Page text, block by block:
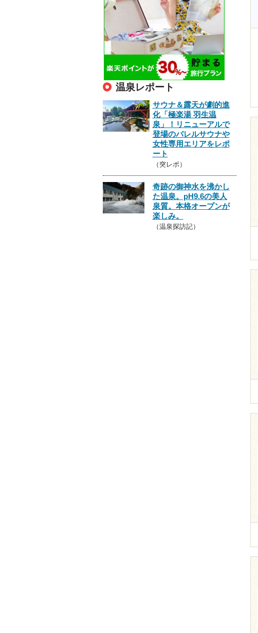
温泉レポート
サウナ＆露天が劇的進
化「極楽湯 羽生温
泉」！リニューアルで
登場のバレルサウナや
女性専用エリアをレポ
ート
（突レポ）
奇跡の御神水を沸かし
た温泉。pH9.6の美人
泉質。本格オープンが
楽しみ。
（温泉探訪記）